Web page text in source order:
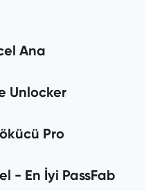
Ana
Unlocker
Pro
- En İyi PassFab